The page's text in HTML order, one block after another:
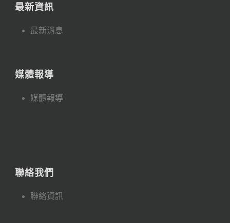
最新資訊
最新消息
媒體報導
媒體報導
聯絡我們
聯絡資訊